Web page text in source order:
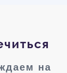
на